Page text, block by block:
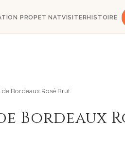
PROPET NATVISITERHISTOIRE
Bordeaux Rosé Brut
Bordeaux